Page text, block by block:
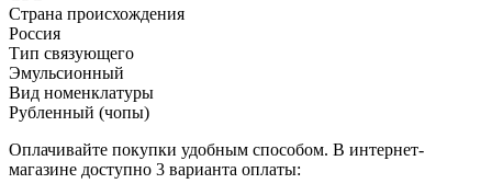
Страна происхождения
Россия
Тип связующего
Эмульсионный
Вид номенклатуры
Рубленный (чопы)
Оплачивайте покупки удобным способом. В интернет-
магазине доступно 3 варианта оплаты: